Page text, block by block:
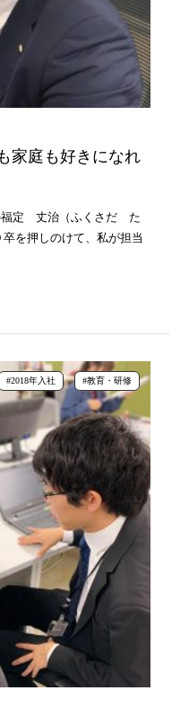
家庭も好きになれ
福定 丈治（ふくさだ た
を押しのけて、私が担当
#2018年入社 #教育・研修